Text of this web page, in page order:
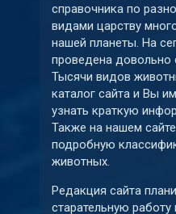
справочника по
видами царству
нашей планеты. На
проведена довольно
Тысячи видов
каталог сайта и Вы
узнать краткую
Также на нашем
подробную
животных.
Редакция сайта
старательную